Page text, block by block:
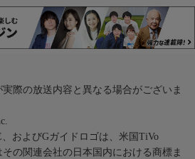
際の放送内容と異なる場合がございま
およびGガイドロゴは、米国TiVo
の関連会社の日本国内における商標ま